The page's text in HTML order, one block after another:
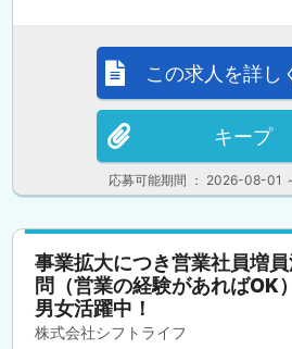
応募可能期間 ： 2026-08-01
この求人を詳し
キープ
事業拡大につき営業社員増
問（営業の経験があれば
男女活躍中！
株式会社シフトライフ